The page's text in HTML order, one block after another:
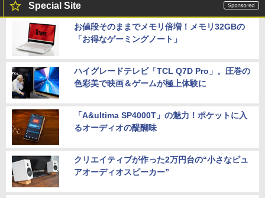
Special Site
お値段そのままでメモリ倍増！メモリ32GBの
「お得なゲーミングノート」
ハイグレードテレビ「TCL Q7D Pro」。圧巻の
色彩美で映画＆ゲームが極上体験に
「A&ultima SP4000T」の魅力！ポケットに入
るオーディオの醍醐味
クリエイティブが作った2万円台の“小さなピュ
アオーディオスピーカー”